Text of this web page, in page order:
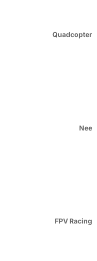
Quadcopter
Nee
FPV Racing